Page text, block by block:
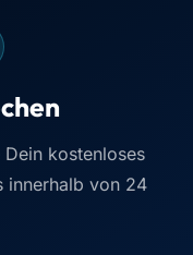
kostenloses
innerhalb von 24